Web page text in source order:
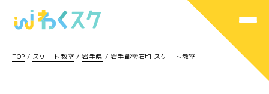
TOP / スケート教室 / 岩手県 / 岩手郡雫石町 スケート教室